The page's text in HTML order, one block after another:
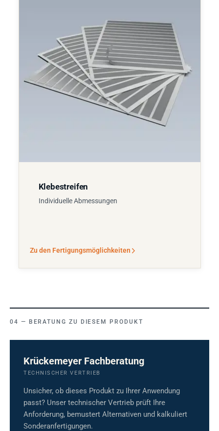
Klebestreifen
Individuelle Abmessungen
Zu den Fertigungsmöglichkeiten
BERATUNG ZU DIESEM PRODUKT
Krückemeyer Fachberatung
TECHNISCHER VERTRIEB
Unsicher, ob dieses Produkt zu Ihrer Anwendung
passt? Unser technischer Vertrieb prüft Ihre
Anforderung, bemustert Alternativen und kalkuliert
Sonderanfertigungen.